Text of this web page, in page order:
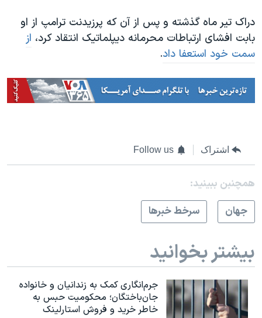
دراک تیر ماه گذشته و پس از آن که پرزیدنت ترامپ از او
بابت افشای ارتباطات محرمانه دیپلماتیک انتقاد کرد، از
سمت خود استعفا داد.
اشتراک Follow us
همچنبن ببینید:
جهان
سرخط خبرها
بیشتر بخوانید
جرم‌انگاری کمک به زندانیان و خانواده
جان‌باختگان؛ محکومیت حبس به‌
خاطر خرید و فروش استارلینک